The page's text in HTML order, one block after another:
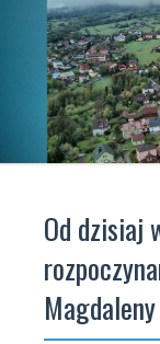
Od dzisiaj